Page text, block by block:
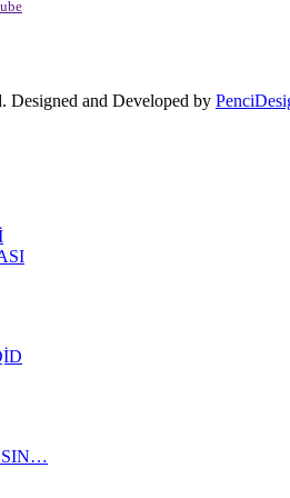
Designed and Developed by